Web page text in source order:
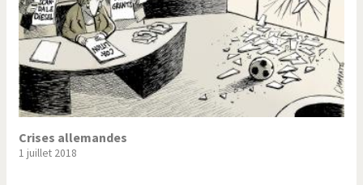
Crises allemandes
1 juillet 2018